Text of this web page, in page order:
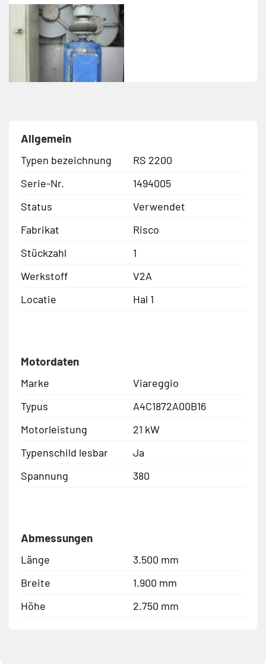
Allgemein
Typen bezeichnung
RS 2200
Serie-Nr.
1494005
Status
Verwendet
Fabrikat
Risco
Stückzahl
1
Werkstoff
V2A
Locatie
Hal 1
Motordaten
Marke
Viareggio
Typus
A4C1872A00B16
Motorleistung
21 kW
Typenschild lesbar
Ja
Spannung
380
Abmessungen
Länge
3.500 mm
Breite
1.900 mm
Höhe
2.750 mm